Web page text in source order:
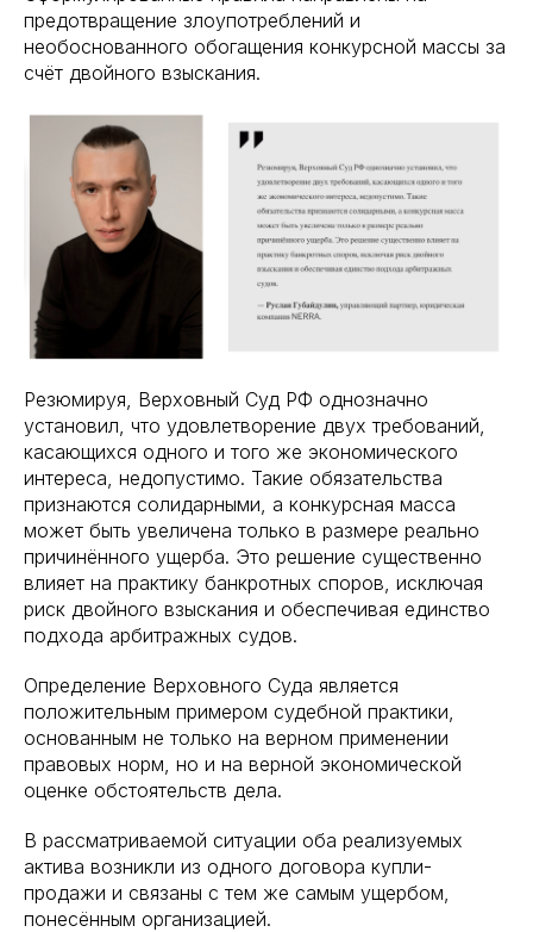
предотвращение злоупотреблений и
необоснованного обогащения конкурсной массы за
счёт двойного взыскания.
Резюмируя, Верховный Суд РФ однозначно
установил, что удовлетворение двух требований,
касающихся одного и того же экономического
интереса, недопустимо. Такие обязательства
признаются солидарными, а конкурсная масса
может быть увеличена только в размере реально
причинённого ущерба. Это решение существенно
влияет на практику банкротных споров, исключая
риск двойного взыскания и обеспечивая единство
подхода арбитражных судов.
Определение Верховного Суда является
положительным примером судебной практики,
основанным не только на верном применении
правовых норм, но и на верной экономической
оценке обстоятельств дела.
В рассматриваемой ситуации оба реализуемых
актива возникли из одного договора купли-
продажи и связаны с тем же самым ущербом,
понесённым организацией.